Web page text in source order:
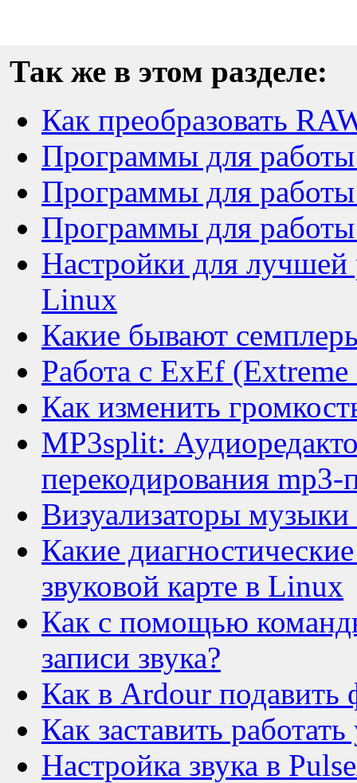
Так же в этом разделе:
Как преобразовать
Программы для
Программы для
Программы для работы
Настройки для лучшей
Linux
Какие бывают
Работа с ExEf
Как изменить
MP3split:
перекодирования mp3-
Визуализаторы
Какие
звуковой карте в Linux
Как с помощью
записи звука?
Как в Ardour
Как заставить
Настройка звука в